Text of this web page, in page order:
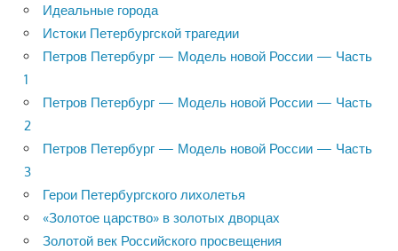
Идеальные города
Истоки Петербургской трагедии
Петров Петербург — Модель новой России — Часть
1
Петров Петербург — Модель новой России — Часть
2
Петров Петербург — Модель новой России — Часть
3
Герои Петербургского лихолетья
«Золотое царство» в золотых дворцах
Золотой век Российского просвещения